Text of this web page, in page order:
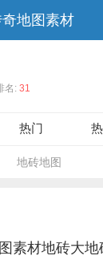
地图素材
名: 31
热门
地砖地图
素材地砖大